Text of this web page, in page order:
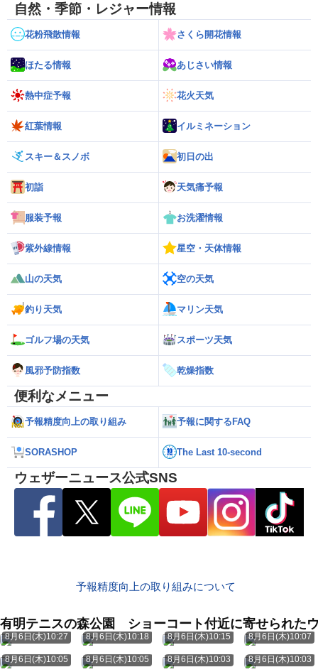
自然・季節・レジャー情報
花粉飛散情報 さくら開花情報
ほたる情報 あじさい情報
熱中症予報 花火天気
紅葉情報 イルミネーション
スキー＆スノボ 初日の出
初詣 天気痛予報
服装予報 お洗濯情報
紫外線情報 星空・天体情報
山の天気 空の天気
釣り天気 マリン天気
ゴルフ場の天気 スポーツ天気
風邪予防指数 乾燥指数
便利なメニュー
予報精度向上の取り組み 予報に関するFAQ
SORASHOP The Last 10-second
ウェザーニュース公式SNS
予報精度向上の取り組みについて
有明テニスの森公園 ショーコート付近に寄せられた
8月6日(木)10:27 8月6日(木)10:18 8月6日(木)10:15 8月6日(木)10:07
8月6日(木)10:05 8月6日(木)10:05 8月6日(木)10:03 8月6日(木)10:03